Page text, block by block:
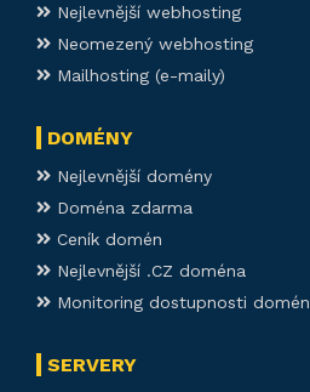
Nejlevnější webhosting
Neomezený webhosting
Mailhosting (e-maily)
DOMÉNY
Nejlevnější domény
Doména zdarma
Ceník domén
Nejlevnější .CZ doména
Monitoring dostupnosti domén
SERVERY